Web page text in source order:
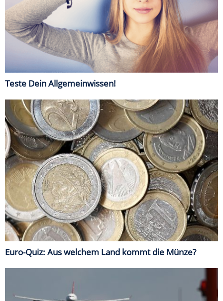
Teste Dein Allgemeinwissen!
Euro-Quiz: Aus welchem Land kommt die Münze?